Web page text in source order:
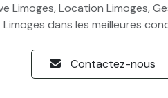
Limoges, Location Limoges,
Limoges dans les meilleures
Contactez-nous